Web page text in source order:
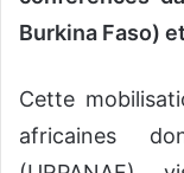
Burkina Faso)
Cette
africaines